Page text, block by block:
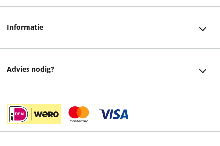
Retourneren
Veelgestelde vragen
Informatie
Cadeaukaart
Advies nodig?
Instagram